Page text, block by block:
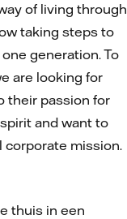
of living through
taking steps to
generation. To
are looking for
their passion for
and want to
mission.
thuis in een